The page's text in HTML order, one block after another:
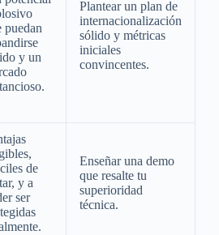
puedan
y un
Plantear un plan de
internacionalización
sólido y métricas
iniciales
convincentes.
de
y a
ser
Enseñar una demo
que resalte tu
superioridad
técnica.